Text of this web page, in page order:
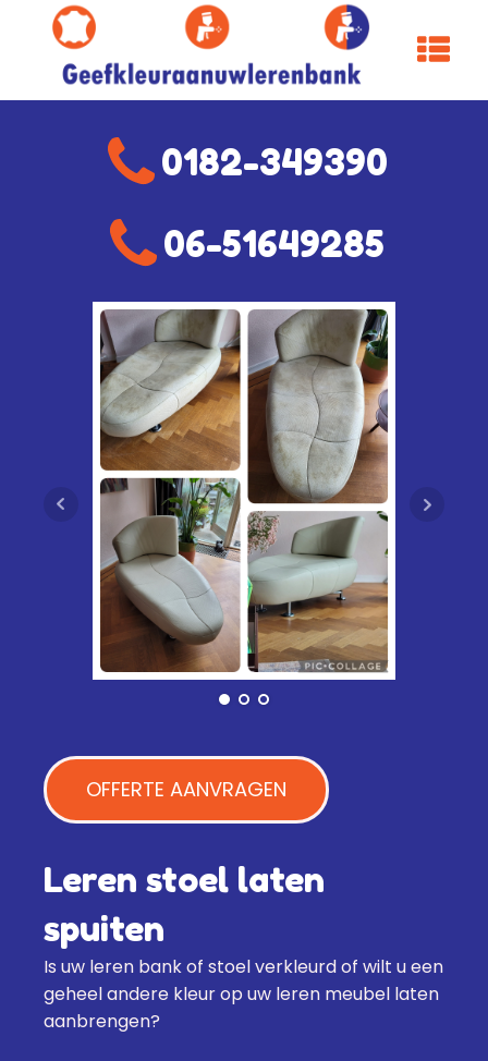
0182-349390
06-51649285
OFFERTE AANVRAGEN
Leren stoel laten
spuiten
Is uw leren bank of stoel verkleurd of wilt u een
geheel andere kleur op uw leren meubel laten
aanbrengen?